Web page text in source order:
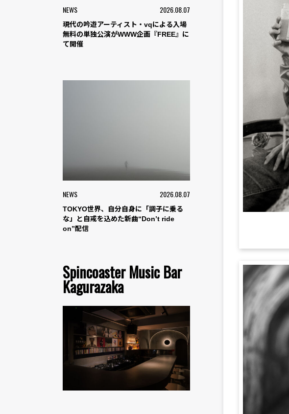
NEWS 2026.08.07
現代の吟遊アーティスト・vqによる入場
無料の単独公演がWWW企画『FREE』に
て開催
NEWS 2026.08.07
TOKYO世界、自分自身に「調子に乗る
な」と自戒を込めた新曲“Don’t ride
on”配信
Spincoaster Music Bar
Kagurazaka